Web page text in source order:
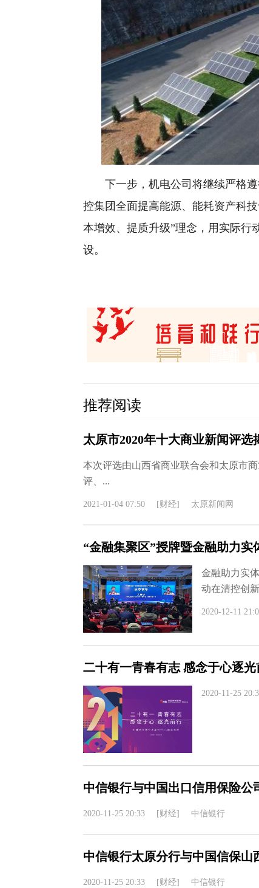
下一步，机电公司将继续严格遵
控集团全面提高能源、能耗资产科
本增效、提质升级”理念，用实际行
设。
推荐阅读
太原市2020年十大商业新闻评选
本次评选由山西省商业联合会和太原市
评、...
2021-01-04 07:50 [财经] 太原新闻网
“金融集聚区”授牌暨金融助力
金融助力实
动在清控创
2020-12-11
二十有一青春有志 感念于心逐光
2020-11-25
中信银行与中国出口信用保险公
2020-11-25 20:33 [财经] 中信银行
中信银行太原分行与中国信保山
2020-11-25 20:33 [财经] 中信银行